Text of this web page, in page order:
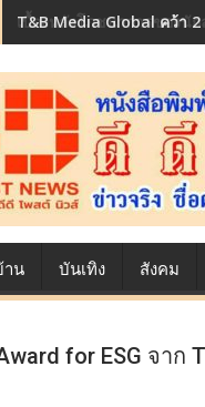
เบื้องหลังโภชนาการของนั
าน บันเทิง สังคม
for ESG จาก